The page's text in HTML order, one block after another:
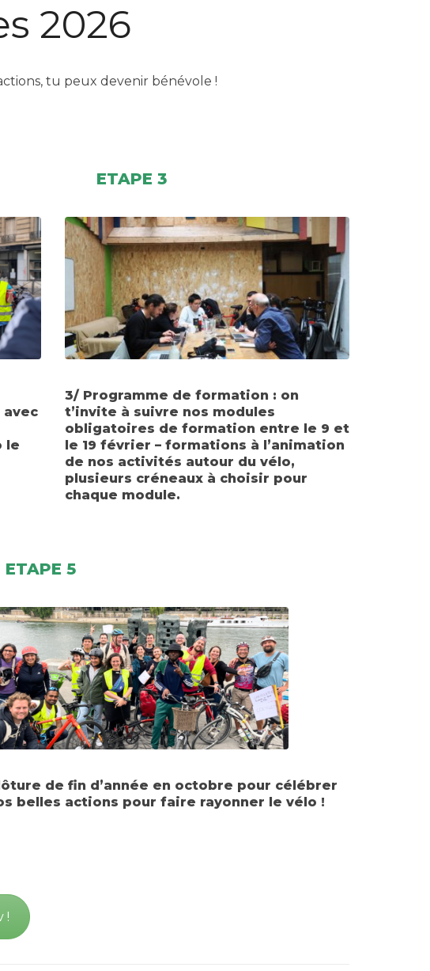
2026
tu peux devenir bénévole !
avec
le
ETAPE 3
3/ Programme de formation : on
t’invite à suivre nos modules
obligatoires de formation entre le 9 et
le 19 février – formations à l’animation
de nos activités autour du vélo,
plusieurs créneaux à choisir pour
chaque module.
ETAPE 5
de fin d’année en octobre pour célébrer
belles actions pour faire rayonner le vélo !
!